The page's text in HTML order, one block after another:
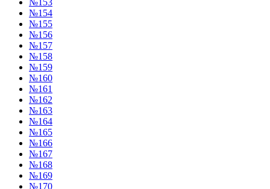
№154
№155
№156
№157
№158
№159
№160
№161
№162
№163
№164
№165
№166
№167
№168
№169
№170